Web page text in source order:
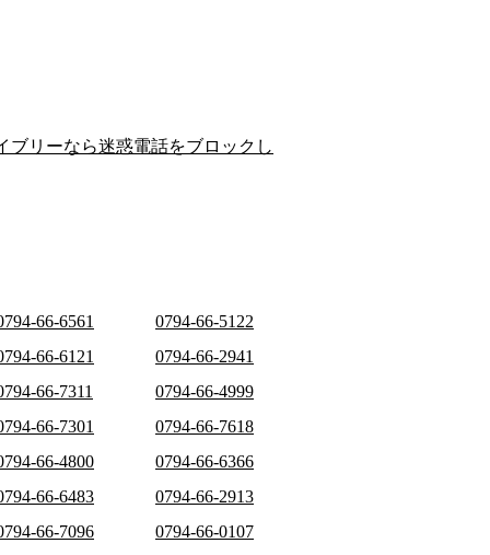
ブリーなら迷惑電話をブロックし
66-6561
0794-66-5122
66-6121
0794-66-2941
66-7311
0794-66-4999
66-7301
0794-66-7618
66-4800
0794-66-6366
66-6483
0794-66-2913
66-7096
0794-66-0107